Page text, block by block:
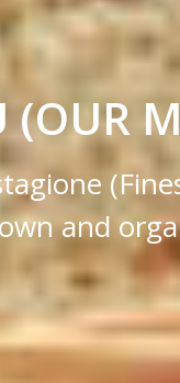
(OUR
and